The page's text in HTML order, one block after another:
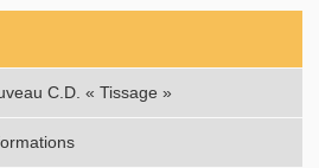
C.D. « Tissage »